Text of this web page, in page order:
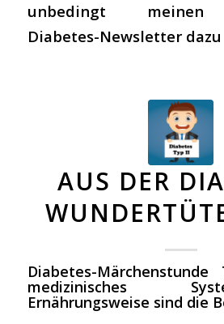
unbedingt meinen
Diabetes-Newsletter dazu
AUS DER
Diabetes-
medizinisches
Ernährungsweise sind die